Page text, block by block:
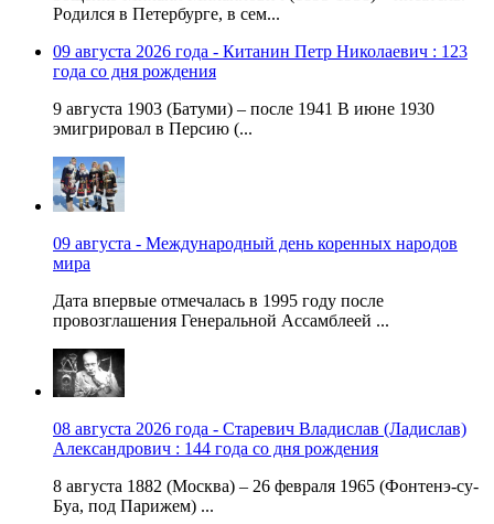
Родился в Петербурге, в сем...
09 августа 2026 года - Китанин Петр Николаевич : 123
года со дня рождения
9 августа 1903 (Батуми) – после 1941 В июне 1930
эмигрировал в Персию (...
09 августа - Международный день коренных народов
мира
Дата впервые отмечалась в 1995 году после
провозглашения Генеральной Ассамблеей ...
08 августа 2026 года - Старевич Владислав (Ладислав)
Александрович : 144 года со дня рождения
8 августа 1882 (Москва) – 26 февраля 1965 (Фонтенэ-су-
Буа, под Парижем) ...